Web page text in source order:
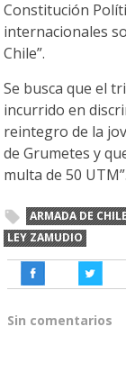
Constitución
internacionales
Chile”.
Se busca que el
incurrido en
reintegro de la
de Grumetes y
multa de 50 UTM”.
ARMADA DE
LEY ZAMUDIO
Sin comentarios